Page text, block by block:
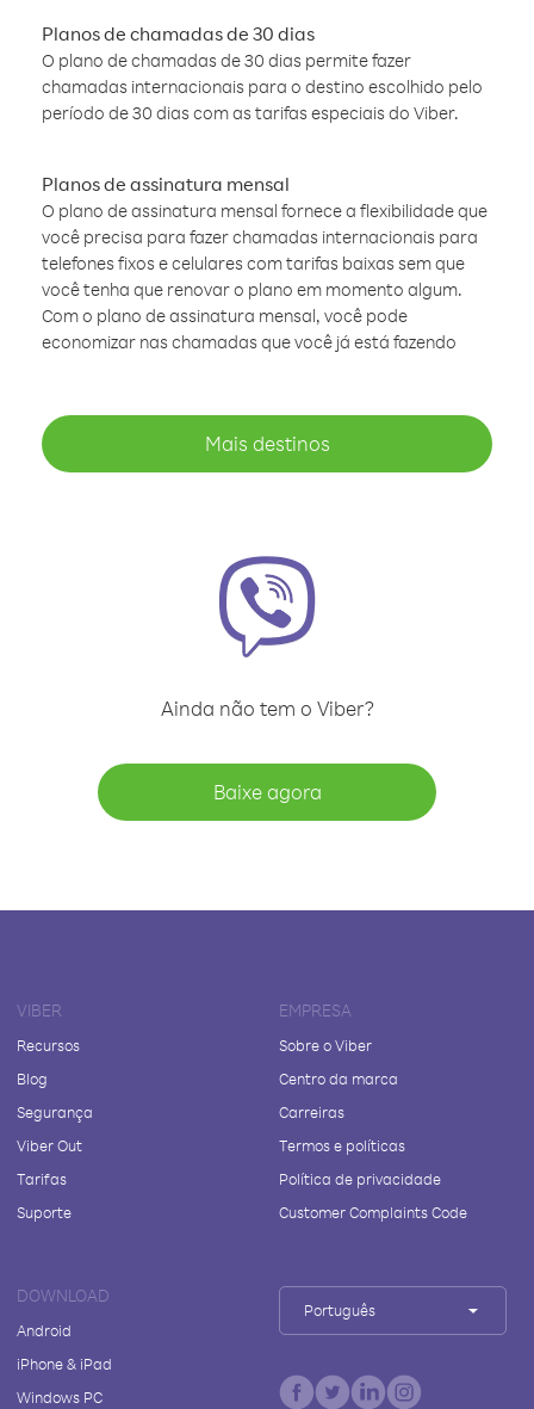
Planos de chamadas de 30 dias
O plano de chamadas de 30 dias permite fazer
chamadas internacionais para o destino escolhido pelo
período de 30 dias com as tarifas especiais do Viber.
Planos de assinatura mensal
O plano de assinatura mensal fornece a flexibilidade que
você precisa para fazer chamadas internacionais para
telefones fixos e celulares com tarifas baixas sem que
você tenha que renovar o plano em momento algum.
Com o plano de assinatura mensal, você pode
economizar nas chamadas que você já está fazendo
Mais destinos
Ainda não tem o Viber?
Baixe agora
VIBER
Recursos
Blog
Segurança
Viber Out
Tarifas
Suporte
EMPRESA
Sobre o Viber
Centro da marca
Carreiras
Termos e políticas
Política de privacidade
Customer Complaints Code
DOWNLOAD
Android
iPhone & iPad
Windows PC
Português